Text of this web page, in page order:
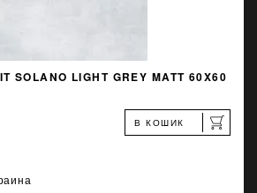
SOLANO LIGHT GREY MATT 60X60
В КОШИК